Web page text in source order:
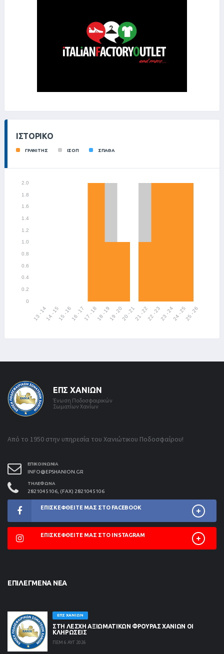
ΙΣΤΟΡΙΚΌ
ΓΡΑΝΙΤΗΣ ΙΣΟΠ ΣΠΑΘΑ
ΕΠΣ ΧΑΝΊΩΝ
Ένωση Ποδοσφαιρικών
Σωματίων Χανίων
Από το 1950 στην υπηρεσία του Χανιώτικου Ποδοσφαίρου!
ΕΠΙΚΟΙΝΩΝΊΑ
INFO@EPSHANION.GR
ΤΗΛΈΦΩΝΑ
2821045106, (FAX) 2821045106
ΕΠΙΣΚΕΦΘΕΊΤΕ ΜΑΣ ΣΤΟ FACEBOOK
ΕΠΙΣΚΕΦΘΕΊΤΕ ΜΑΣ ΣΤΟ INSTAGRAM
ΕΠΙΛΕΓΜΈΝΑ ΝΈΑ
ΕΠΣ ΧΑΝΊΩΝ
ΣΤΗ ΛΈΣΧΗ ΑΞΙΩΜΑΤΙΚΏΝ ΦΡΟΥΡΆΣ ΧΑΝΊΩΝ ΟΙ
ΚΛΗΡΏΣΕΙΣ
ΠΕΜ 6 ΑΥΓ 2026